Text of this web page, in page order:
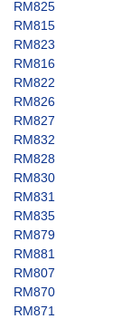
RM825
RM815
RM823
RM816
RM822
RM826
RM827
RM832
RM828
RM830
RM831
RM835
RM879
RM881
RM807
RM870
RM871